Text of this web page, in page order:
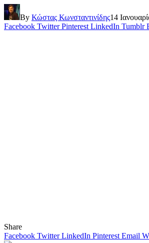
By Κώστας Κωνσταντινίδης14
Facebook Twitter Pinterest LinkedIn Tumblr
Share
Facebook Twitter LinkedIn Pinterest Email